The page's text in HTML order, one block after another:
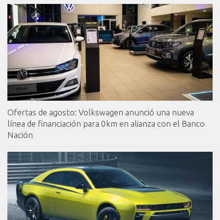
Ofertas de agosto: Volkswagen anunció una nueva
línea de financiación para 0km en alianza con el Banco
Nación